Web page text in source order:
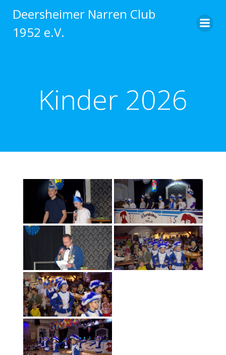
Inhalt
Deersheimer Narren Club
1952 e.V.
Kinder 2026